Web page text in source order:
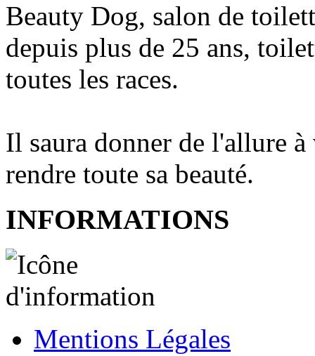
Beauty Dog, salon de
depuis plus de 25 ans,
toutes les races.
Il saura donner de l'allure
rendre toute sa beauté.
INFORMATIONS
Mentions Légales